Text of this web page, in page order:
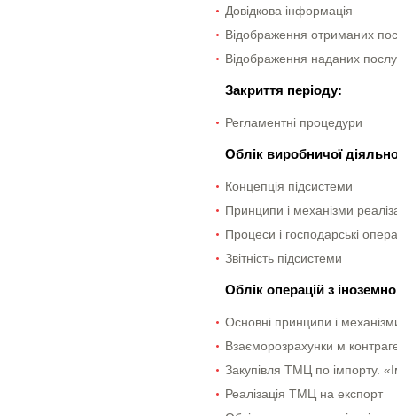
Довідкова інформація
Відображення отриманих
Відображення наданих
Закриття періоду:
Регламентні процедури
Облік виробничої
Концепція підсистеми
Принципи і механізми
Процеси і господарські
Звітність підсистеми
Облік операцій з
Основні принципи і
Взаєморозрахунки м
Закупівля ТМЦ по імпорту.
Реалізація ТМЦ на експорт